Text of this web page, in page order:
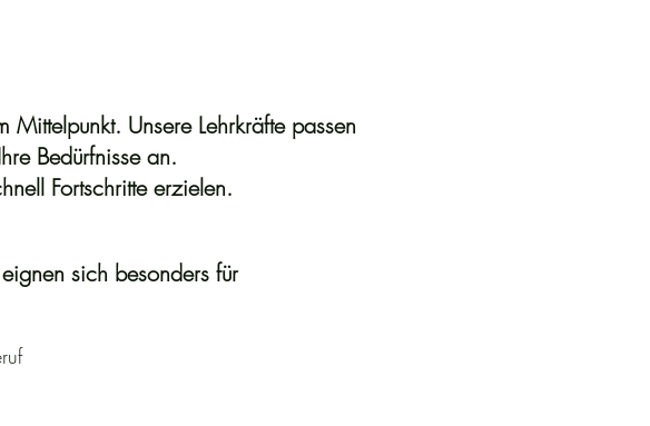
Mittelpunkt. Unsere Lehrkräfte passen
Bedürfnisse an.
Fortschritte erzielen.
sich besonders für